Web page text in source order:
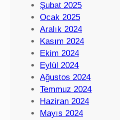
Şubat 2025
Ocak 2025
Aralık 2024
Kasım 2024
Ekim 2024
Eylül 2024
Ağustos 2024
Temmuz 2024
Haziran 2024
Mayıs 2024